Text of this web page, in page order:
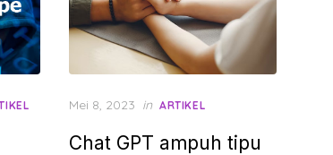
Posted
Mei 8, 2023 in ARTIKEL
Chat GPT ampuh tipu